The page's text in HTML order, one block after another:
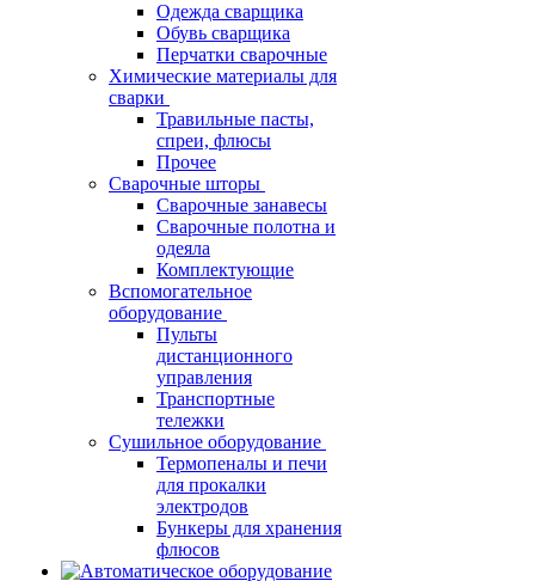
Одежда сварщика
Обувь сварщика
Перчатки сварочные
Химические материалы для
сварки
Травильные пасты,
спреи, флюсы
Прочее
Сварочные шторы
Сварочные занавесы
Сварочные полотна и
одеяла
Комплектующие
Вспомогательное
оборудование
Пульты
дистанционного
управления
Транспортные
тележки
Сушильное оборудование
Термопеналы и печи
для прокалки
электродов
Бункеры для хранения
флюсов